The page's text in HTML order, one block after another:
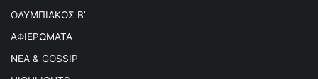
ΟΛΥΜΠΙΑΚΟΣ Β’
ΑΦΙΕΡΩΜΑΤΑ
ΝΕΑ & GOSSIP